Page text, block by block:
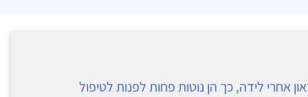
אחרי לידה, כך הן נוטות פחות לפנות לטיפול